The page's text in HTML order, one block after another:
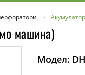
машина)
Модел: